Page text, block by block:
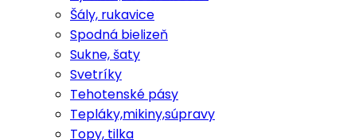
Šály, rukavice
Spodná bielizeň
Sukne, šaty
Svetríky
Tehotenské pásy
Tepláky,mikiny,súpravy
Topy, tilka